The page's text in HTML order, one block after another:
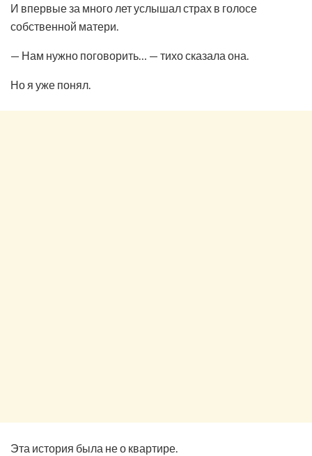
И впервые за много лет услышал страх в голосе
собственной матери.
— Нам нужно поговорить… — тихо сказала она.
Но я уже понял.
Эта история была не о квартире.